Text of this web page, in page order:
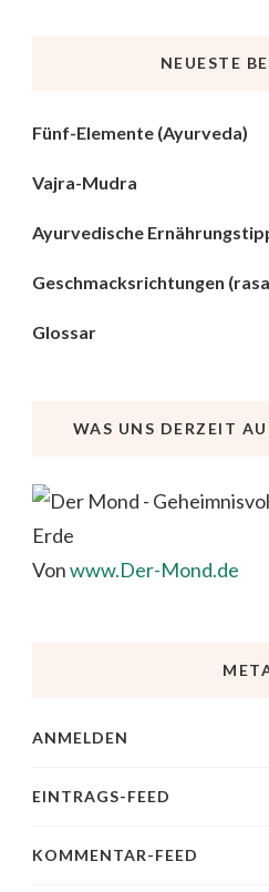
NEUESTE
Fünf-Elemente (Ayurveda)
Vajra-Mudra
Ayurvedische
Geschmacksrichtungen
Glossar
WAS UNS DERZEIT
Vonwww.Der-Mond.de
ANMELDEN
EINTRAGS-FEED
KOMMENTAR-FEED